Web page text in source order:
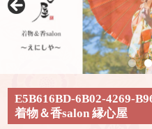
E5B616BD-6B02-4269-
着物＆香salon 縁心屋